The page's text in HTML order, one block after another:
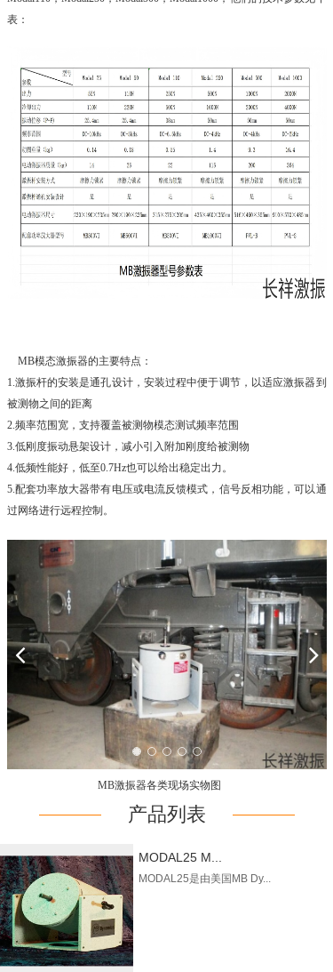
表：
MB模态激振器的主要特点：
1.激振杆的安装是通孔设计，安装过程中便于调节，以适应激振器到
被测物之间的距离
2.频率范围宽，支持覆盖被测物模态测试频率范围
3.低刚度振动悬架设计，减小引入附加刚度给被测物
4.低频性能好，低至0.7Hz也可以给出稳定出力。
5.配套功率放大器带有电压或电流反馈模式，信号反相功能，可以通
过网络进行远程控制。
MB激振器各类现场实物图
MODAL25 M...
MODAL25是由美国MB Dy...
产品列表